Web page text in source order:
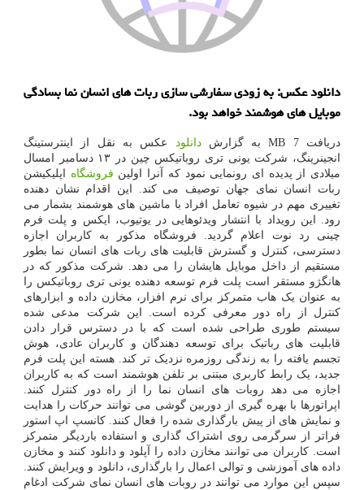
دانلود عکس: به زودی سفارشی سازی ربات های انسان نما بسادگی
موبایل های هوشمند خواهد بود.
دریافت 7 MB به گزارش دانلود
عکس به نقل از اینترستینگ
انجینرینگ، شرکت یونی تری روباتیکس چین در ۱۳ دسامبر امسال
میلادی از پدیده ای رونمایی نمود که آنرا اولین فروشگاه اپلیکیشن
ربات انسان نمای جهان توصیف می کند. این اقدام نشان دهنده
تغییری مهم در شیوه تعامل افراد با ماشین های هوشمند بشمار می
رود. این رویداد با انتشار ویدئوهایی در یوتیوب، ایکس و پلت فرم
چینی رد نوت اعلام گردید. فروشگاه مذکور به کاربران اجازه
دسترسی، کنترل و گسترش قابلیت های ربات های انسان نما بطور
مستقیم از داخل موبایل هایشان را می دهد. شرکت مذکور که در
هانگژو مستقر است پلت فرم توسعه دهنده یونی تری روباتیکس را
به عنوان یک هاب متمرکز برای نرم افزار، مخازن داده و ابزارهای
کنترل از راه دور معرفی کرده است. این شرکت مدعی شده
سیستم طوری طراحی شده است که با در دسترس قرار دادن
قابلیت های رباتیک برای توسعه دهندگان و کاربران عادی، هوش
تجسم یافته را به زندگی روزمره نزدیک تر کند. هسته این پلت فرم
جدید، یک رابط کاربری مبتنی بر تلفن هوشمند است که به کاربران
اجازه می دهد روبات های انسان نما را از راه دور کنترل کنند.
اپراتورها با بهره گیری از دوربین گوشی می توانند حرکات را هدایت
و نمایش های از پیش بارگذاری شده را فعال کنند. کانسپ اپ استور
فراتر از سرگرمی روی اشتراک گذاری و استفاده باردیگر متمرکز
است. کاربران می توانند مخازن داده را آپلود و دانلود کنند و مخازن
داده های آموزشی و توالی اعمال را بارگذاری، دانلود و ویرایش کنند.
سپس این موارد می توانند در روبات های انسان نمای شرکت ادغام